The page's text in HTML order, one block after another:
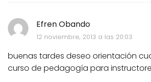
Efren Obando
12 noviembre, 2013 a las 20:03
buenas tardes deseo orientación
curso de pedagogía para